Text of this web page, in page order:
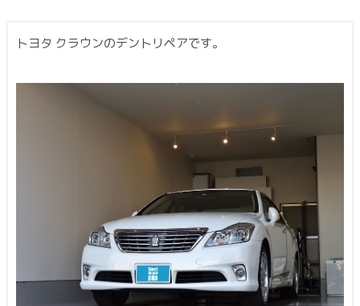
トヨタ クラウンのデントリペアです。